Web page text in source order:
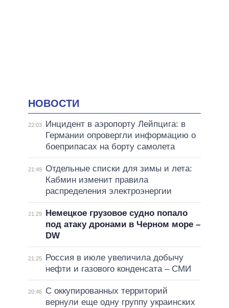
НОВОСТИ
22:03
Инцидент в аэропорту Лейпцига: в
Германии опровергли информацию о
боеприпасах на борту самолета
21:49 Отдельные списки для зимы и лета:
Кабмин изменит правила
распределения электроэнергии
21:29
Немецкое грузовое судно попало
под атаку дронами в Черном море –
DW
21:25
Россия в июле увеличила добычу
нефти и газового конденсата – СМИ
20:46
С оккупированных территорий
вернули еще одну группу украинских